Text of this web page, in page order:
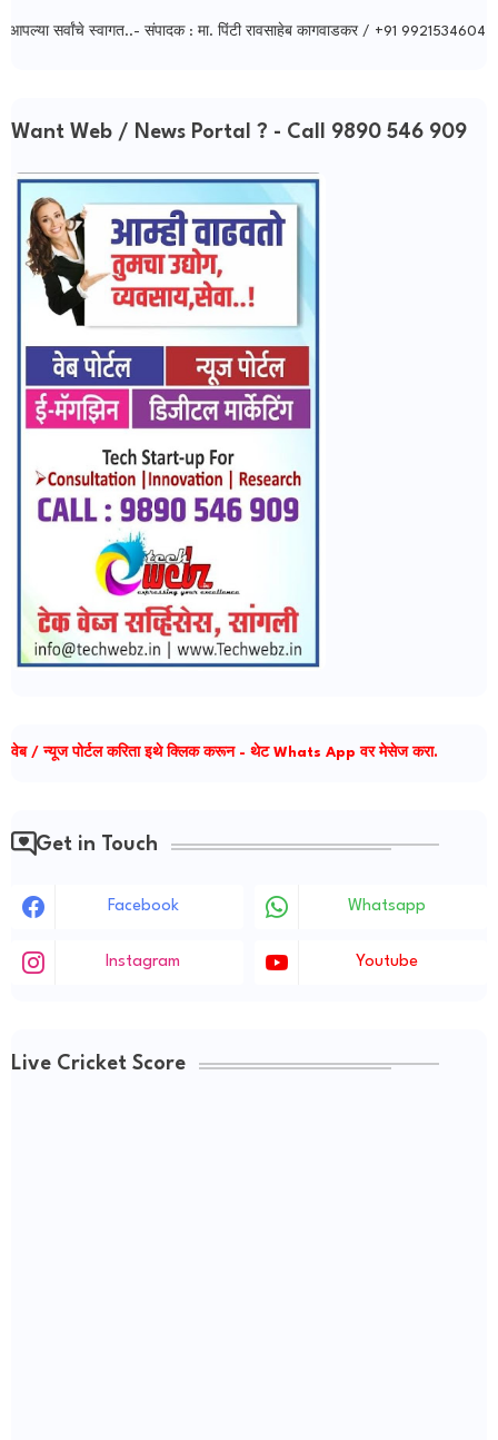
स्वागत..- संपादक : मा. पिंटी रावसाहेब कागवाडकर / +91 9921534604
Want Web / News Portal ? - Call 9890 546 909
वेब / न्यूज पोर्टल करिता इथे क्लिक करून - थेट Whats App वर मेसेज करा.
Get in Touch
Facebook Whatsapp
Instagram Youtube
Live Cricket Score